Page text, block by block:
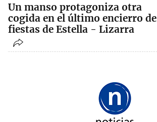
Un manso protagoniza otra
cogida en el último encierro de
fiestas de Estella - Lizarra